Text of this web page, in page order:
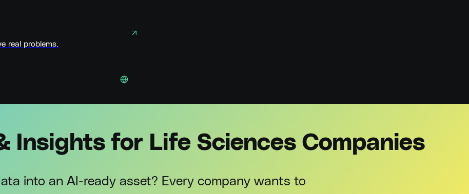
real problems.
Insights for Life Sciences Companies
into an AI-ready asset? Every company wants to